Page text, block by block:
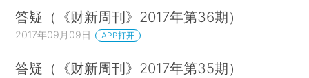
答疑（《财新周刊》2017年第36期）
2017年09月09日 APP打开
答疑（《财新周刊》2017年第35期）